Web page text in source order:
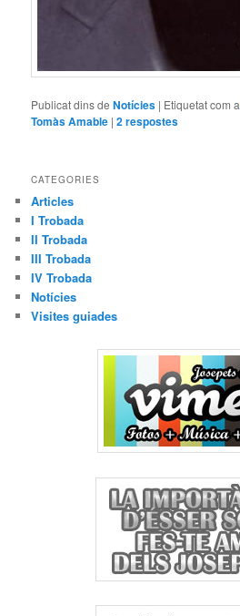
Publicat dins de Notícies | Etiquetat com a
Tomàs Amable |2respostes
CATEGORIES
Articles
I Trobada
II Trobada
III Trobada
IV Trobada
Notícies
Visites guiades